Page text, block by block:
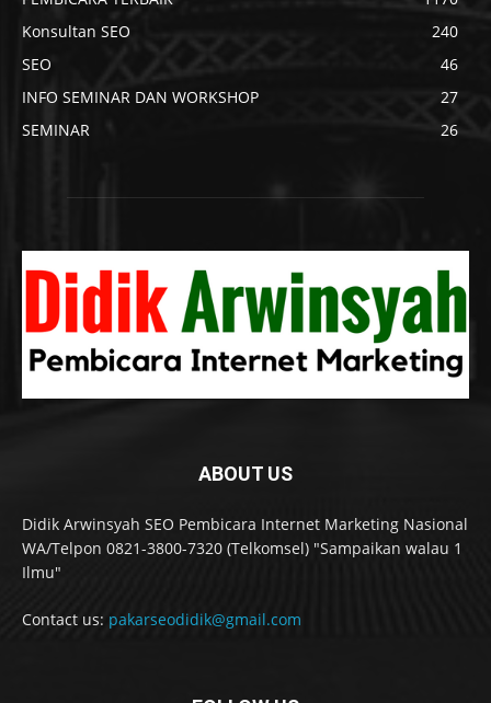
Konsultan SEO
240
SEO
46
INFO SEMINAR DAN WORKSHOP
27
SEMINAR
26
ABOUT US
Didik Arwinsyah SEO Pembicara Internet Marketing Nasional
WA/Telpon 0821-3800-7320 (Telkomsel) "Sampaikan walau 1
Ilmu"
Contact us: pakarseodidik@gmail.com